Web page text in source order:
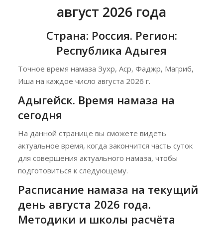
август 2026 года
Страна: Россия. Регион:
Республика Адыгея
Точное время намаза Зухр, Аср, Фаджр, Магриб,
Иша на каждое число августа 2026 г.
Адыгейск. Время намаза на
сегодня
На данной странице вы сможете видеть
актуальное время, когда закончится часть суток
для совершения актуального намаза, чтобы
подготовиться к следующему.
Расписание намаза на текущий
день августа 2026 года.
Методики и школы расчёта